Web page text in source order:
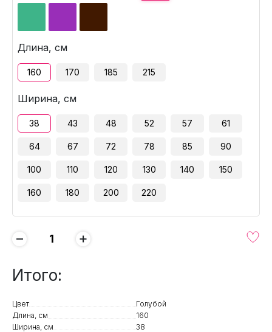
Длина, см
160 170 185 215
Ширина, см
38 43 48 52 57 61
64 67 72 78 85 90
100 110 120 130 140 150
160 180 200 220
− +
Итого:
Цвет
Голубой
Длина, см
160
Ширина, см
38